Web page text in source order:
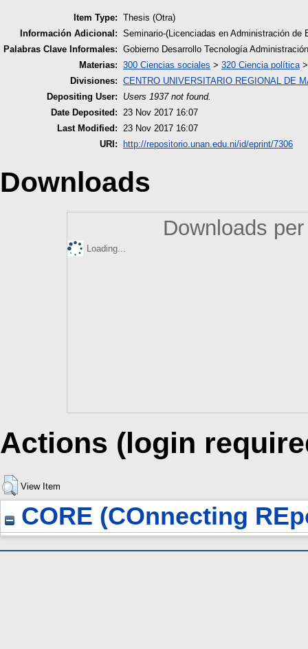
Item Type: Thesis (Otra)
Información Adicional: Seminario-(Licenciadas en Administración de
Palabras Clave Informales: Gobierno Desarrollo Tecnología
Materias: 300 Ciencias sociales > 320 Ciencia política
Divisiones: CENTRO UNIVERSITARIO REGIONAL DE
Depositing User:
Users 1937 not found.
Date Deposited:
23 Nov 2017 16:07
Last Modified:
23 Nov 2017 16:07
URI:
http://repositorio.unan.edu.ni/id/eprint/7306
Downloads
Downloads
Loading...
Actions (login
View Item
CORE (COnnecting